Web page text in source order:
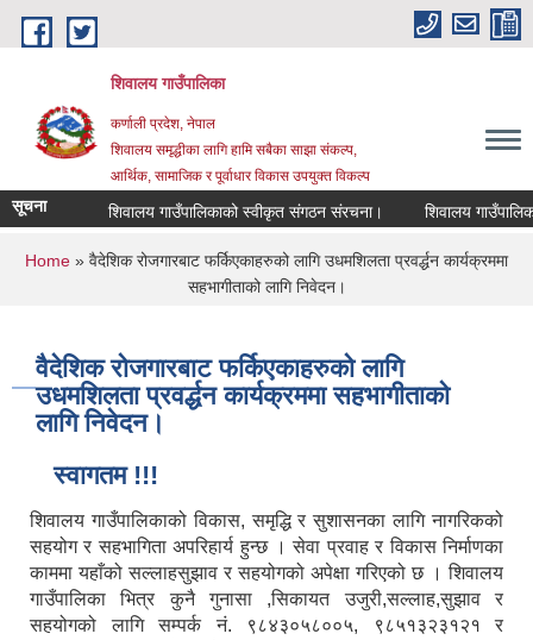
Skip to main content
शिवालय गाउँपालिका
कर्णाली प्रदेश, नेपाल
शिवालय समृद्धीका लागि हामि सबैका साझा संकल्प,
आर्थिक, सामाजिक र पूर्वाधार विकास उपयुक्त विकल्प
सूचना शिवालय गाउँपालिकाको स्वीकृत संगठन संरचना।
You are here
Home » वैदेशिक रोजगारबाट फर्किएकाहरुको लागि उधमशिलता प्रवर्द्धन कार्यक्रममा
सहभागीताको लागि निवेदन।
वैदेशिक रोजगारबाट फर्किएकाहरुको लागि
उधमशिलता प्रवर्द्धन कार्यक्रममा सहभागीताको
लागि निवेदन।
स्वागतम !!!
शिवालय गाउँपालिकाको विकास, समृद्धि र सुशासनका लागि नागरिकको
सहयोग र सहभागिता अपरिहार्य हुन्छ । सेवा प्रवाह र विकास निर्माणका
काममा यहाँको सल्लाहसुझाव र सहयोगको अपेक्षा गरिएको छ । शिवालय
गाउँपालिका भित्र कुनै गुनासा ,सिकायत उजुरी,सल्लाह,सुझाव र
सहयोगको लागि सम्पर्क नं. ९८४३०५८००५, ९८५१३२३१२१ र